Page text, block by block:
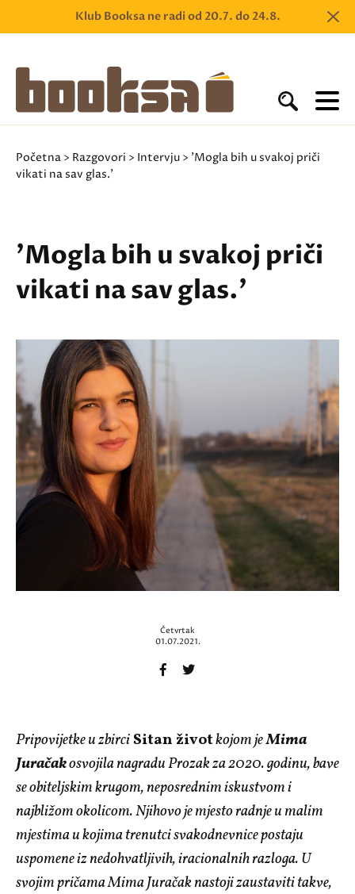
Klub Booksa ne radi od 20.7. do 24.8.
Početna > Razgovori > Intervju > 'Mogla bih u svakoj priči
vikati na sav glas.'
'Mogla bih u svakoj priči
vikati na sav glas.'
Četvrtak
01.07.2021.
Pripovijetke u zbirciSitan životkojom jeMima
Juračakosvojila nagradu Prozak za 2020. godinu, bave
se obiteljskim krugom, neposrednim iskustvom i
najbližom okolicom. Njihovo je mjesto radnje u malim
mjestima u kojima trenutci svakodnevnice postaju
uspomene iz nedohvatljivih, iracionalnih razloga. U
svojim pričama Mima Juračak nastoji zaustaviti takve,